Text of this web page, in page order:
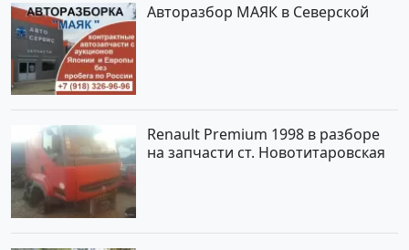
Авторазбор МАЯК в Северской
Renault Premium 1998 в разборе
на запчасти ст. Новотитаровская